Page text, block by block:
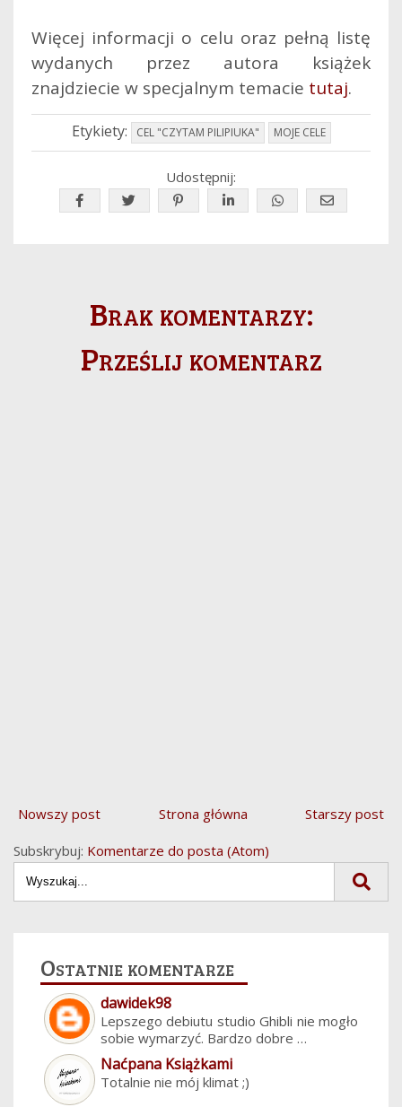
Więcej informacji o celu oraz pełną listę
wydanych przez autora książek
znajdziecie w specjalnym temacie tutaj.
Etykiety: CEL "CZYTAM PILIPIUKA" MOJE CELE
Udostępnij:
Brak komentarzy:
Prześlij komentarz
Nowszy post Starszy post
Strona główna
Subskrybuj: Komentarze do posta (Atom)
Ostatnie komentarze
dawidek98
Lepszego debiutu studio Ghibli nie mogło
sobie wymarzyć. Bardzo dobre …
Naćpana Książkami
Totalnie nie mój klimat ;)